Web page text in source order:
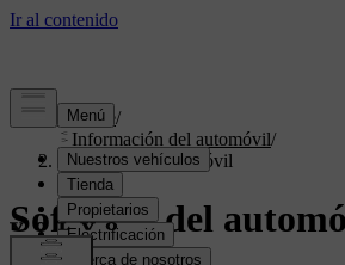
Soporte/
Información del automóvil/
Software del automóvil
Software del